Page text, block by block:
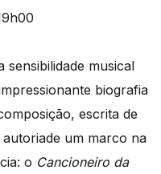
sensibilidade musical
biografia
escrita de
um marco na
o Cancioneiro da